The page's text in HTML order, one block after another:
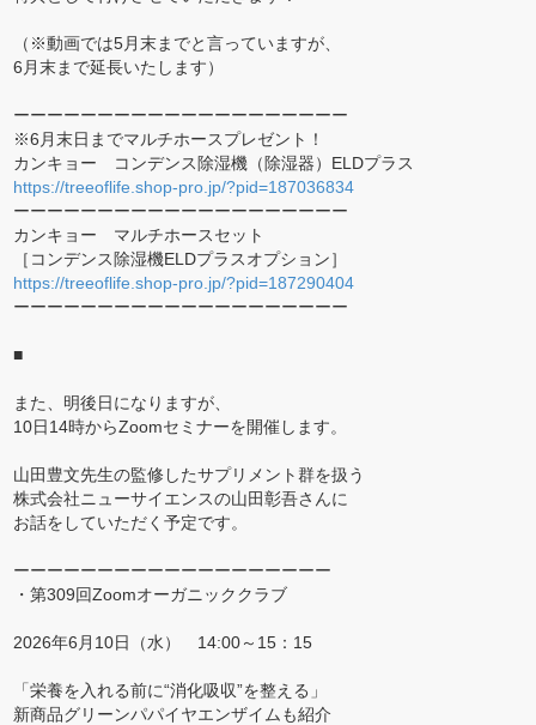
（※動画では5月末までと言っていますが、
6月末まで延長いたします）
ーーーーーーーーーーーーーーーーーーーー
※6月末日までマルチホースプレゼント！
カンキョー コンデンス除湿機（除湿器）ELDプラス
https://treeoflife.shop-pro.jp/?pid=187036834
ーーーーーーーーーーーーーーーーーーーー
カンキョー マルチホースセット
［コンデンス除湿機ELDプラスオプション］
https://treeoflife.shop-pro.jp/?pid=187290404
ーーーーーーーーーーーーーーーーーーーー
■
また、明後日になりますが、
10日14時からZoomセミナーを開催します。
山田豊文先生の監修したサプリメント群を扱う
株式会社ニューサイエンスの山田彰吾さんに
お話をしていただく予定です。
ーーーーーーーーーーーーーーーーーーー
・第309回Zoomオーガニッククラブ
2026年6月10日（水） 14:00～15：15
「栄養を入れる前に“消化吸収”を整える」
新商品グリーンパパイヤエンザイムも紹介